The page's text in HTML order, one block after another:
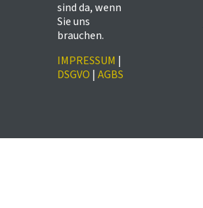
sind da, wenn
Sie uns
brauchen.
IMPRESSUM |
DSGVO | AGBS